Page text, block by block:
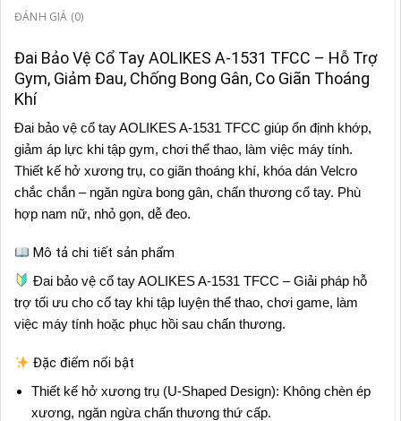
ĐÁNH GIÁ (0)
Đai Bảo Vệ Cổ Tay AOLIKES A-1531 TFCC – Hỗ Trợ
Gym, Giảm Đau, Chống Bong Gân, Co Giãn Thoáng
Khí
Đai bảo vệ cổ tay AOLIKES A-1531 TFCC giúp ổn định khớp,
giảm áp lực khi tập gym, chơi thể thao, làm việc máy tính.
Thiết kế hở xương trụ, co giãn thoáng khí, khóa dán Velcro
chắc chắn – ngăn ngừa bong gân, chấn thương cổ tay. Phù
hợp nam nữ, nhỏ gọn, dễ đeo.
Mô tả chi tiết sản phẩm
Đai bảo vệ cổ tay AOLIKES A-1531 TFCC – Giải pháp hỗ
trợ tối ưu cho cổ tay khi tập luyện thể thao, chơi game, làm
việc máy tính hoặc phục hồi sau chấn thương.
Đặc điểm nổi bật
Thiết kế hở xương trụ (U-Shaped Design): Không chèn ép
xương, ngăn ngừa chấn thương thứ cấp.